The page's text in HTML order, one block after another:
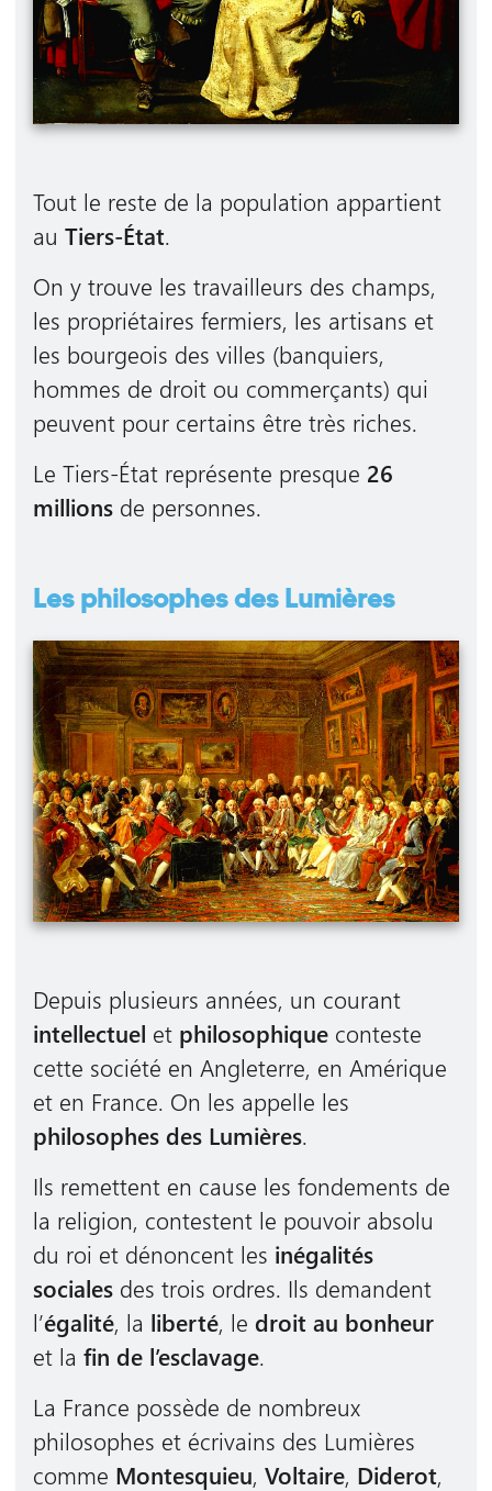
Tout le reste de la population appartient
au Tiers-État.
On y trouve les travailleurs des champs,
les propriétaires fermiers, les artisans et
les bourgeois des villes (banquiers,
hommes de droit ou commerçants) qui
peuvent pour certains être très riches.
Le Tiers-État représente presque 26
millions de personnes.
Les philosophes des Lumières
Depuis plusieurs années, un courant
intellectuel et philosophique conteste
cette société en Angleterre, en Amérique
et en France. On les appelle les
philosophes des Lumières.
Ils remettent en cause les fondements de
la religion, contestent le pouvoir absolu
du roi et dénoncent les inégalités
sociales des trois ordres. Ils demandent
l’égalité, la liberté, le droit au bonheur
et la fin de l’esclavage.
La France possède de nombreux
philosophes et écrivains des Lumières
comme Montesquieu, Voltaire, Diderot,